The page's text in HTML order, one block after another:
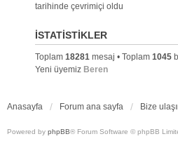
tarihinde çevrimiçi oldu
İSTATISTIKLER
Toplam 18281mesaj • Toplam 1045
Yeni üyemiz Beren
Anasayfa Forum ana sayfa Bize
Powered by phpBB® Forum Software © phpBB